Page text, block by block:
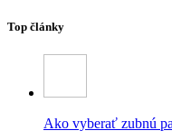
Top články
Ako vyberať zubnú